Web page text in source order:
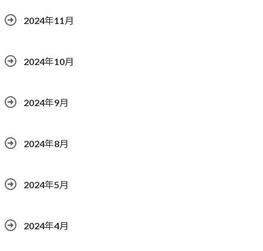
2024年11月
2024年10月
2024年9月
2024年8月
2024年5月
2024年4月